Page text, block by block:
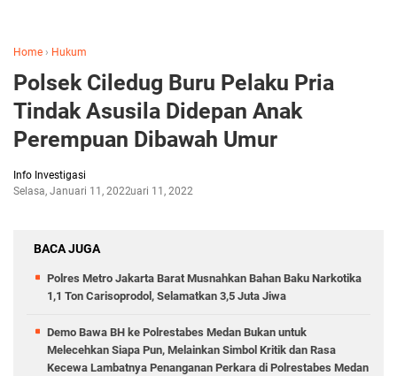
Home › Hukum
Polsek Ciledug Buru Pelaku Pria
Tindak Asusila Didepan Anak
Perempuan Dibawah Umur
Info Investigasi
Selasa, Januari 11, 2022Januari 11, 2022
BACA JUGA
Polres Metro Jakarta Barat Musnahkan Bahan Baku Narkotika
1,1 Ton Carisoprodol, Selamatkan 3,5 Juta Jiwa
Demo Bawa BH ke Polrestabes Medan Bukan untuk
Melecehkan Siapa Pun, Melainkan Simbol Kritik dan Rasa
Kecewa Lambatnya Penanganan Perkara di Polrestabes Medan